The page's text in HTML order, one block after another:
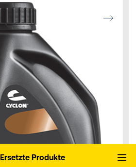
Ersetzte Produkte